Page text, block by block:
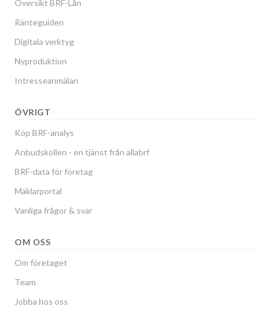
Översikt BRF-Lån
Ränteguiden
Digitala verktyg
Nyproduktion
Intresseanmälan
ÖVRIGT
Köp BRF-analys
Anbudskollen - en tjänst från allabrf
BRF-data för företag
Mäklarportal
Vanliga frågor & svar
OM OSS
Om företaget
Team
Jobba hos oss